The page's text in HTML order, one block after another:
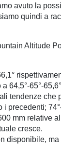
avuto la
quindi a
Altitude
64,5°-65°-
tendenze
precedenti;
mm relative
cresce.
disponibile,